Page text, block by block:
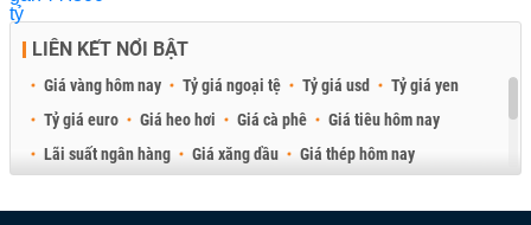
LIÊN KẾT NỔI BẬT
Giá vàng hôm nay Tỷ giá ngoại tệ Tỷ giá usd
Tỷ giá yen
Tỷ giá euro
Giá heo hơi Giá cà phê
Giá tiêu hôm nay
Lãi suất ngân hàng
Giá xăng dầu
Giá thép hôm nay